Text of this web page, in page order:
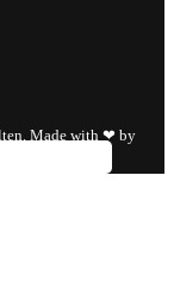
Made with ❤ by